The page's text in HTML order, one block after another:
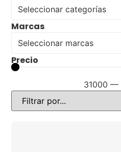
Seleccionar categorías
Marcas
Seleccionar marcas
Precio
31000 —